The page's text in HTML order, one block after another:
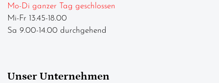
Mo-Di ganzer Tag geschlossen
Mi-Fr 13.45-18.00
Sa 9.00-14.00 durchgehend
Unser Unternehmen